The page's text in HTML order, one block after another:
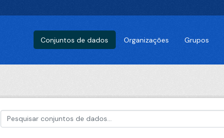
Conjuntos de dados Organizações Grupos